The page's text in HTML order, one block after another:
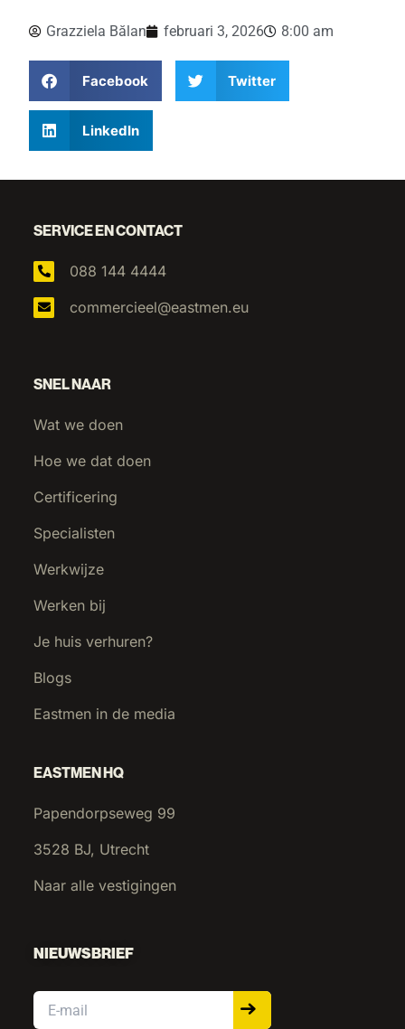
Grazziela Bălan februari 3, 2026 8:00 am
Facebook Twitter
LinkedIn
SERVICE EN CONTACT
088 144 4444
commercieel@eastmen.eu
SNEL NAAR
Wat we doen
Hoe we dat doen
Certificering
Specialisten
Werkwijze
Werken bij
Je huis verhuren?
Blogs
Eastmen in de media
EASTMEN HQ
Papendorpseweg 99
3528 BJ, Utrecht
Naar alle vestigingen
NIEUWSBRIEF
Email